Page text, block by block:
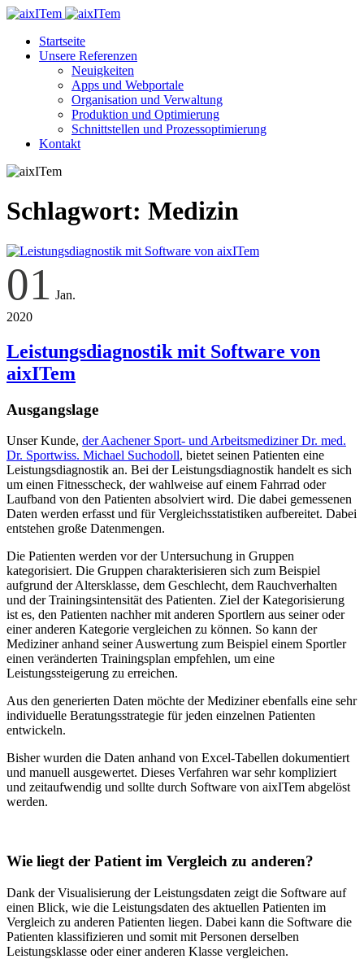
Startseite
Unsere Referenzen
Neuigkeiten
Apps und Webportale
Organisation und Verwaltung
Produktion und Optimierung
Schnittstellen und Prozessoptimierung
Kontakt
Schlagwort: Medizin
01 Jan.
2020
Leistungsdiagnostik mit Software von
aixITem
Ausgangslage
Unser Kunde, der Aachener Sport- und Arbeitsmediziner Dr. med.
Dr. Sportwiss. Michael Suchodoll, bietet seinen Patienten eine
Leistungsdiagnostik an. Bei der Leistungsdiagnostik handelt es sich
um einen Fitnesscheck, der wahlweise auf einem Fahrrad oder
Laufband von den Patienten absolviert wird. Die dabei gemessenen
Daten werden erfasst und für Vergleichsstatistiken aufbereitet. Dabei
entstehen große Datenmengen.
Die Patienten werden vor der Untersuchung in Gruppen
kategorisiert. Die Gruppen charakterisieren sich zum Beispiel
aufgrund der Altersklasse, dem Geschlecht, dem Rauchverhalten
und der Trainingsintensität des Patienten. Ziel der Kategorisierung
ist es, den Patienten nachher mit anderen Sportlern aus seiner oder
einer anderen Kategorie vergleichen zu können. So kann der
Mediziner anhand seiner Auswertung zum Beispiel einem Sportler
einen veränderten Trainingsplan empfehlen, um eine
Leistungssteigerung zu erreichen.
Aus den generierten Daten möchte der Mediziner ebenfalls eine sehr
individuelle Beratungsstrategie für jeden einzelnen Patienten
entwickeln.
Bisher wurden die Daten anhand von Excel-Tabellen dokumentiert
und manuell ausgewertet. Dieses Verfahren war sehr kompliziert
und zeitaufwendig und sollte durch Software von aixITem abgelöst
werden.
Wie liegt der Patient im Vergleich zu anderen?
Dank der Visualisierung der Leistungsdaten zeigt die Software auf
einen Blick, wie die Leistungsdaten des aktuellen Patienten im
Vergleich zu anderen Patienten liegen. Dabei kann die Software die
Patienten klassifizieren und somit mit Personen derselben
Leistungsklasse oder einer anderen Klasse vergleichen.